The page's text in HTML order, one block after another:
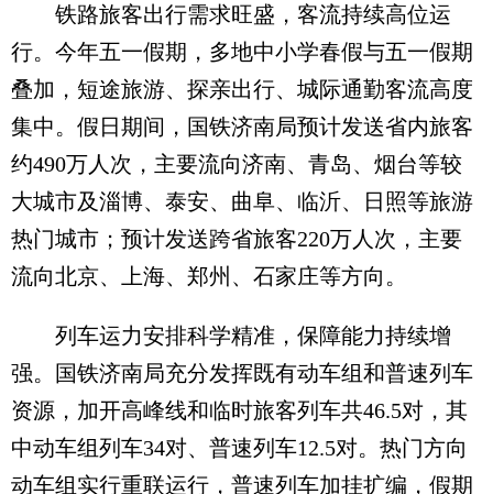
铁路旅客出行需求旺盛，客流持续高位运
行。今年五一假期，多地中小学春假与五一假期
叠加，短途旅游、探亲出行、城际通勤客流高度
集中。假日期间，国铁济南局预计发送省内旅客
约490万人次，主要流向济南、青岛、烟台等较
大城市及淄博、泰安、曲阜、临沂、日照等旅游
热门城市；预计发送跨省旅客220万人次，主要
流向北京、上海、郑州、石家庄等方向。
列车运力安排科学精准，保障能力持续增
强。国铁济南局充分发挥既有动车组和普速列车
资源，加开高峰线和临时旅客列车共46.5对，其
中动车组列车34对、普速列车12.5对。热门方向
动车组实行重联运行，普速列车加挂扩编，假期